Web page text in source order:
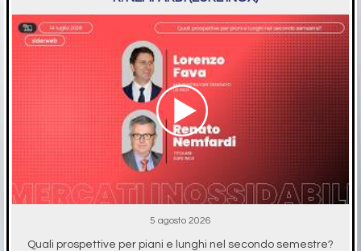
5 agosto 2026
Quali prospettive per piani e lunghi nel secondo semestre?